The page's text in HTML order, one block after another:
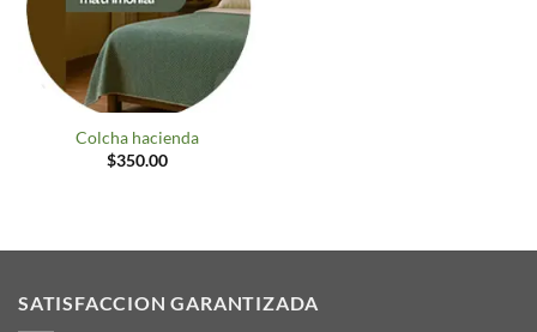
Colcha hacienda
$350.00
SATISFACCION GARANTIZADA